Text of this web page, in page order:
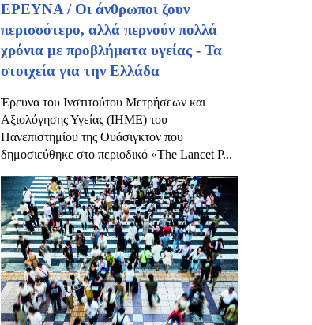
ΕΡΕΥΝΑ / Οι άνθρωποι ζουν
περισσότερο, αλλά περνούν πολλά
χρόνια με προβλήματα υγείας - Τα
στοιχεία για την Ελλάδα
Έρευνα του Ινστιτούτου Μετρήσεων και
Αξιολόγησης Υγείας (IHME) του
Πανεπιστημίου της Ουάσιγκτον που
δημοσιεύθηκε στο περιοδικό «The Lancet P...